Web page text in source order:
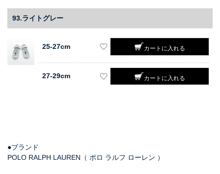
93.ライトグレー
25-27cm カートに入れる
27-29cm カートに入れる
●ブランド
POLO RALPH LAUREN（ ポロ ラルフ ローレン ）